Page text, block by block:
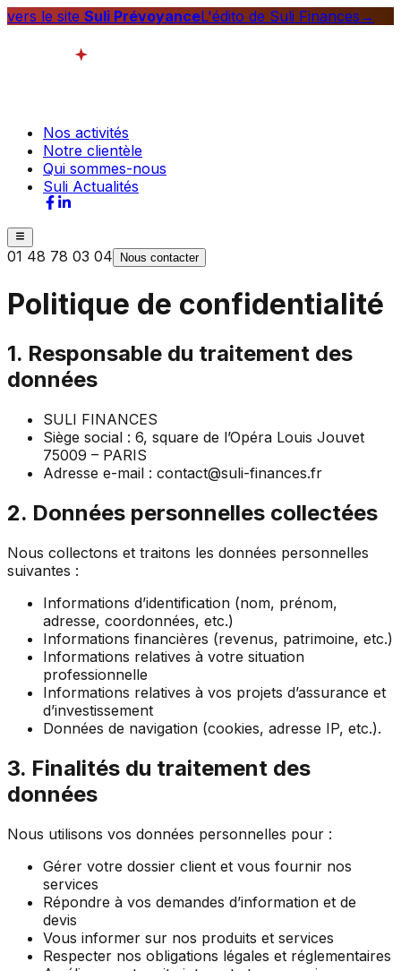
vers le site Suli PrévoyanceL'édito de Suli Finances →
Nos activités
Notre clientèle
Qui sommes-nous
Suli Actualités
01 48 78 03 04 Nous contacter
Politique de confidentialité
1. Responsable du traitement des
données
SULI FINANCES
Siège social : 6, square de l’Opéra Louis Jouvet
75009 – PARIS
Adresse e-mail : contact@suli-finances.fr
2. Données personnelles collectées
Nous collectons et traitons les données personnelles
suivantes :
Informations d’identification (nom, prénom,
adresse, coordonnées, etc.)
Informations financières (revenus, patrimoine, etc.)
Informations relatives à votre situation
professionnelle
Informations relatives à vos projets d’assurance et
d’investissement
Données de navigation (cookies, adresse IP, etc.).
3. Finalités du traitement des
données
Nous utilisons vos données personnelles pour :
Gérer votre dossier client et vous fournir nos
services
Répondre à vos demandes d’information et de
devis
Vous informer sur nos produits et services
Respecter nos obligations légales et réglementaires